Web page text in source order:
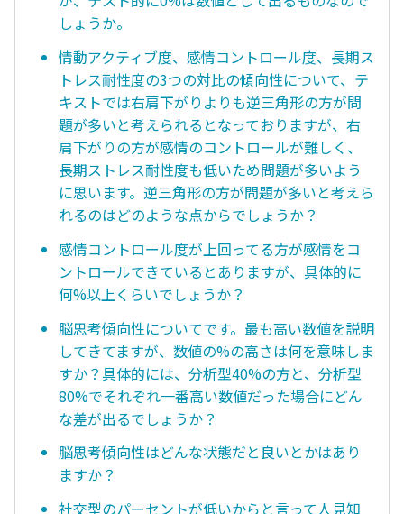
しょうか。
情動アクティブ度、感情コントロール度、長期ス
トレス耐性度の3つの対比の傾向性について、テ
キストでは右肩下がりよりも逆三角形の方が問
題が多いと考えられるとなっておりますが、右
肩下がりの方が感情のコントロールが難しく、
長期ストレス耐性度も低いため問題が多いよう
に思います。逆三角形の方が問題が多いと考えら
れるのはどのような点からでしょうか？
感情コントロール度が上回ってる方が感情をコ
ントロールできているとありますが、具体的に
何%以上くらいでしょうか？
脳思考傾向性についてです。最も高い数値を説明
してきてますが、数値の%の高さは何を意味しま
すか？具体的には、分析型40%の方と、分析型
80%でそれぞれ一番高い数値だった場合にどん
な差が出るでしょうか？
脳思考傾向性はどんな状態だと良いとかはあり
ますか？
社交型のパーセントが低いからと言って人見知